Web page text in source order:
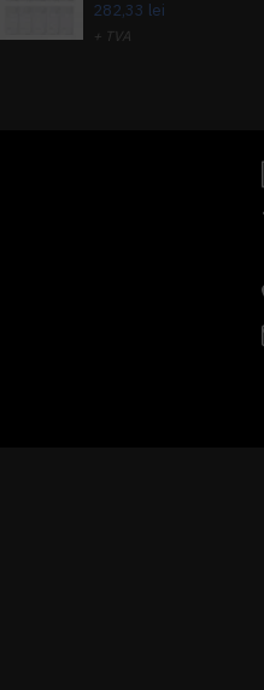
282,33 lei
+ TVA